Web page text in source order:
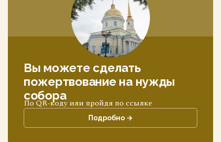
Вы можете сделать
пожертвование на нужды
собора
По QR-коду или пройдя по ссылке
Подробно →